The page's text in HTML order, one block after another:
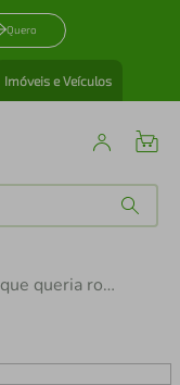
Quero
Imóveis e Veículos
A menina que queria rodar a baiana